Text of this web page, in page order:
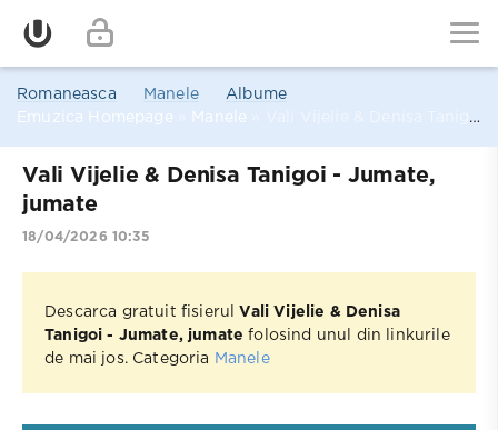
Romaneasca Manele
Albume
Emuzica Homepage
Manele
Vali Vijelie & Denisa Tanigoi - Jumate,
jumate
18/04/2026 10:35
Descarca gratuit fisierul Vali Vijelie & Denisa
Tanigoi - Jumate, jumate folosind unul din linkurile
de mai jos. Categoria
Manele